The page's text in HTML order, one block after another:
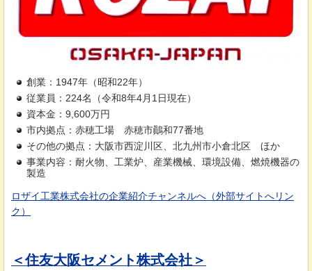
創業：1947年（昭和22年）
従業員：224名（令和8年4月1日現在）
資本金：9,600万円
市内拠点：赤穂工場
赤穂市鷆和77番地
その他の拠点：大阪市西淀川区、北九州市小倉北区
ほか
事業内容：耐火物、工業炉、産業機械、環境設備、燃焼機器の
製造
ロザイ工業株式会社の企業紹介チャンネルへ（外部サイトへリン
ク）
＜住友大阪セメント株式会社＞